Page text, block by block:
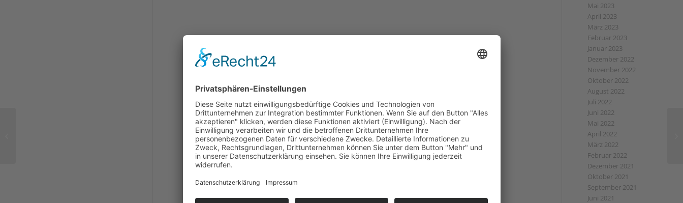
Mai 2023
April 2023
März 2023
Februar 2023
Januar 2023
Dezember 2022
November 2022
Oktober 2022
August 2022
Juli 2022
Juni 2022
Mai 2022
April 2022
März 2022
Februar 2022
Dezember 2021
Oktober 2021
September 2021
Juni 2021